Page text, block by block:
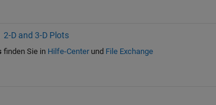
2-D and 3-D Plots
finden Sie in Hilfe-Centerund File Exchange